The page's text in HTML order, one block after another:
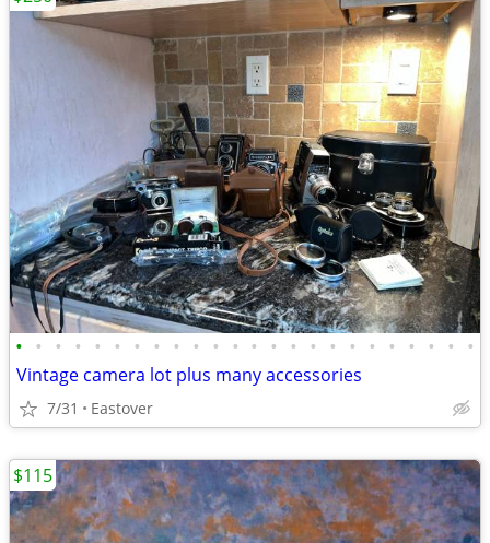
• • • • • • • • • • • • • • • • • • • • • • • •
Vintage camera lot plus many accessories
7/31 Eastover
$115